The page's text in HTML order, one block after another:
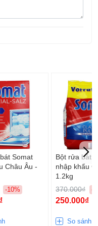
Somat
Châu Âu -
-10%
Bột rửa bát
nhập khẩu
1.2kg
370.000₫
-
250.000₫
So sánh